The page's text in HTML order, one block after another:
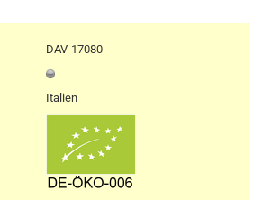
DAV-17080
Italien